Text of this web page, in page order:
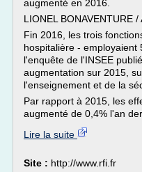
augmenté en 2016.
LIONEL BONAVENTURE /
Fin 2016, les trois
hospitalière - employaient
l'enquête de l'INSEE
augmentation sur 2015,
l'enseignement et de la
Par rapport à 2015, les
augmenté de 0,4% l'an
Lire la suite
Site : http://www.rfi.fr